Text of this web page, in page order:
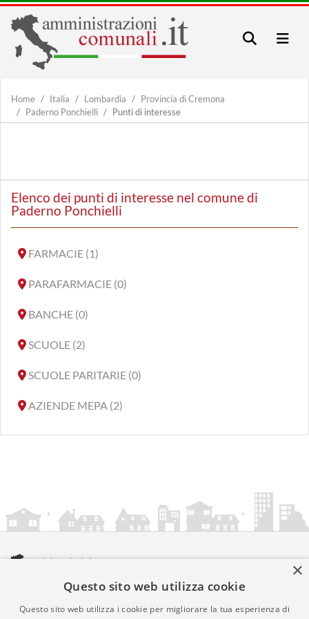
Home Italia Lombardia
Provincia di Cremona
Paderno Ponchielli
Punti di interesse
Elenco dei punti di interesse nel comune di
Paderno Ponchielli
FARMACIE (1)
PARAFARMACIE (0)
BANCHE (0)
SCUOLE (2)
SCUOLE PARITARIE (0)
AZIENDE MEPA (2)
amministrazionicomunali.it è una iniziativa diartemedia.it
© Copyright MMXXIV - P.IVA 05400000724
×
Questo sito web utilizza cookie
Questo sito web utilizza i cookie per migliorare la tua esperienza di